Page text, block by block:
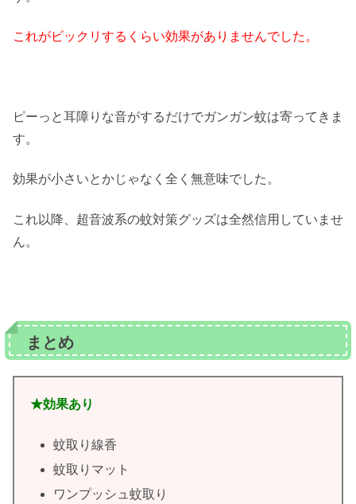
これがビックリするくらい効果がありませんでした。
ピーっと耳障りな音がするだけでガンガン蚊は寄ってきま
す。
効果が小さいとかじゃなく全く無意味でした。
これ以降、超音波系の蚊対策グッズは全然信用していませ
ん。
まとめ
★効果あり
蚊取り線香
蚊取りマット
ワンプッシュ蚊取り